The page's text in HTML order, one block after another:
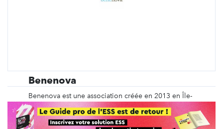
Benenova
Benenova est une association créée en 2013 en Île-
de-France, avec pour mission de faciliter
l'engagement bénévole du plus grand nombre de
citoyens ! Et pour atteindre cet objectif, nous avons